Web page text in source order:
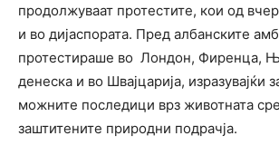
продолжуваат протестите, кои од
и во дијаспората. Пред албанските
протестираше во Лондон, Фиренца,
денеска и во Швајцарија, изразувајќи
можните последици врз животната
заштитените природни подрачја.